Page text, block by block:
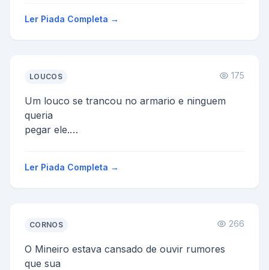
Ler Piada Completa →
LOUCOS 175
Um louco se trancou no armario e ninguem
queria
pegar ele.
entrou no...
Ler Piada Completa →
CORNOS 266
O Mineiro estava cansado de ouvir rumores
que sua